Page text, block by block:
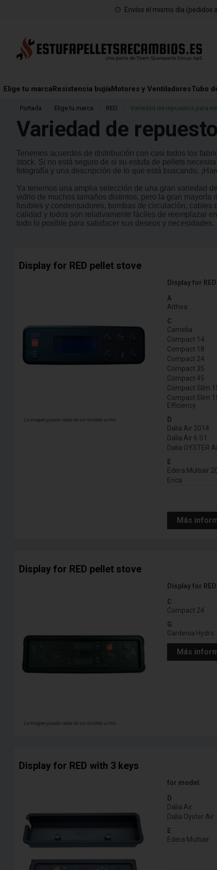
Envíos el mismo día (pedidos
Elige tu marcaResistencia bujíaMotores y VentiladoresTubo
Portada Elige tu marca RED Variedad de repuestos para
Variedad de
Tenemos acuerdos de distribución con casi todos los
stock. Si no está seguro de si su estufa de pellets
fotografía y una descripción de lo que está buscando.
Ya tenemos una amplia selección de una gran variedad
vidrio de muchos tamaños distintos, pero la gran
fusibles y condensadores, bombas de circulación,
calidad y todos son relativamente fáciles de reemplazar
todo lo posible para satisfacer sus deseos y necesidades.
Display for RED pellet stove
La imagen puede variar de un modelo a otro
Display for
A
Althea
C
Camelia
Compact 14
Compact 18
Compact 24
Compact 35
Compact 45
Compact Slim
Compact Slim
Efficiency
D
Dalia Air 2014
Dalia Air 6 S1
Dalia OYSTER
E
Edera Multiair
Erica
Más
Display for RED pellet stove
La imagen puede variar de un modelo a otro
Display for
C
Compact 24
G
Gardenia Hydro
Más
Display for RED with 3 keys
for model:
D
Dalia Air
Dalia Oyster Air
E
Edera Multiair